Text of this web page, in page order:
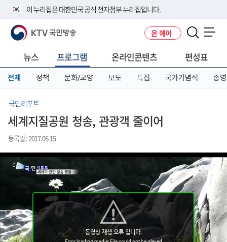
이 누리집은 대한민국 공식 전자정부 누리집입니다.
공식 누리집 주소 확인하기
니다.
이밖에 or.kr 또는 .kr등 다른 도메인 주소를 사용하고 있다면 아래 URL에
서 도메인 주소를 확인해 보세요
KTV 국민방송 온 에어
뉴스 프로그램 온라인콘텐츠 편성표
전체 정책 문화/교양 보도 특집 국가기념식 종영
국민리포트
세계지질공원 청송, 관광객 줄이어
등록일 : 2017.06.15